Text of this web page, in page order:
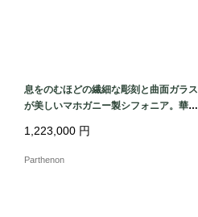
息をのむほどの繊細な彫刻と曲面ガラス
が美しいマホガニー製シフォニア。華や
ト【k182】
1,223,000 円
Parthenon